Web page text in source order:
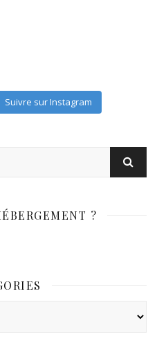
Suivre sur Instagram
?